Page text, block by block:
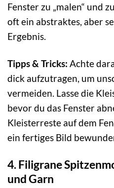
Fenster zu „malen“ und
oft ein abstraktes, aber
Ergebnis.
Tipps & Tricks: Achte
dick aufzutragen, um
vermeiden. Lasse die
bevor du das Fenster
Kleisterreste auf dem
ein fertiges Bild
4. Filigrane
und Garn